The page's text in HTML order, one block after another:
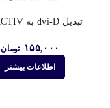
تبدیل dvi-D به vga ACTIV
۱۵۵,۰۰۰ تومان
اطلاعات بیشتر